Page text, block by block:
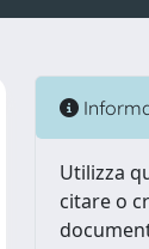
Utilizza
citare o